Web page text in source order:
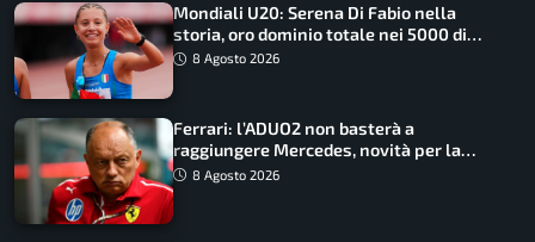
Mondiali U20: Serena Di Fabio nella
storia, oro dominio totale nei 5000 di
marcia
8 Agosto 2026
Ferrari: l’ADUO2 non basterà a
raggiungere Mercedes, novità per la
Macarena
8 Agosto 2026